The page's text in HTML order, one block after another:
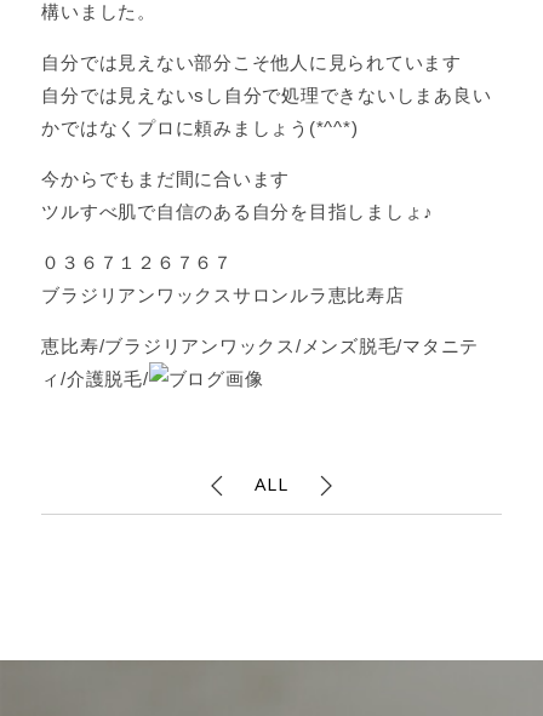
構いました。
自分では見えない部分こそ他人に見られています
自分では見えないsし自分で処理できないしまあ良い
かではなくプロに頼みましょう(*^^*)
今からでもまだ間に合います
ツルすべ肌で自信のある自分を目指しましょ♪
０３６７１２６７６７
ブラジリアンワックスサロンルラ恵比寿店
恵比寿/ブラジリアンワックス/メンズ脱毛/マタニテ
ィ/介護脱毛/
ALL